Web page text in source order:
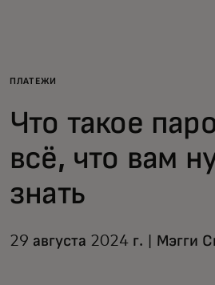
Для бизнеса
Для всего мира
Для новаторов
Новости и тренды
ПЛАТЕЖИ
Что такое
всё, что вам
знать
29 августа 2024 г. | Мэгги